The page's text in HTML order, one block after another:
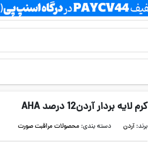
کرم لایه بردار آردن12 درصد AHA
برند: آردن دسته بندی: محصولات مراقبت صورت